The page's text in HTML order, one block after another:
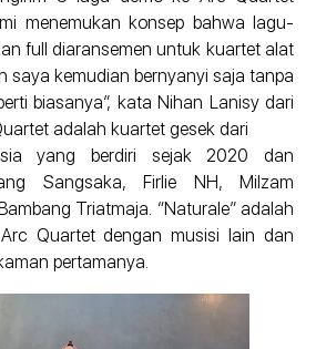
menemukan konsep bahwa lagu-
full diaransemen untuk kuartet alat
saya kemudian bernyanyi saja tanpa
biasanya”, kata Nihan Lanisy dari
adalah kuartet gesek dari
yang berdiri sejak 2020 dan
Sangsaka, Firlie NH, Milzam
Triatmaja. “Naturale” adalah
Quartet dengan musisi lain dan
pertamanya.